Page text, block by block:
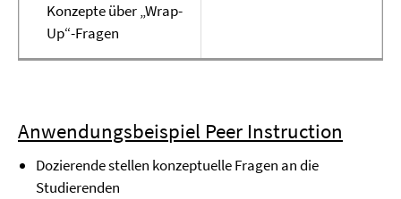
Konzepte über „Wrap-
Up“-Fragen
Anwendungsbeispiel Peer Instruction
Dozierende stellen konzeptuelle Fragen an die
Studierenden